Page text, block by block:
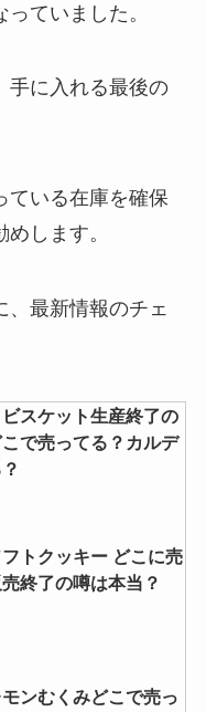
ダー 業務スーパーで
える？
ダはどこで売って
きはスーパーで売っ
で買える？カロリー
ていました。
手に入れる最後の
ている在庫を確保
します。
、最新情報のチェ
スケット生産終了の
で売ってる？カルデ
トクッキー どこに売
終了の噂は本当？
ンむくみどこで売っ